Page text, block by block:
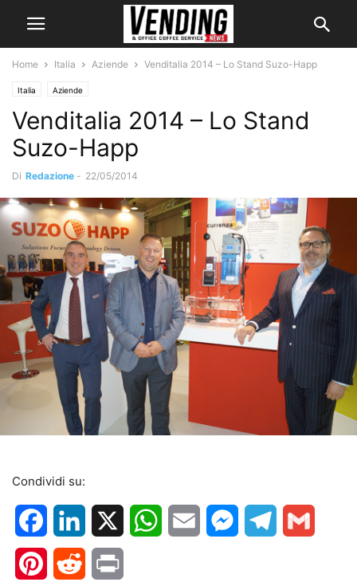
Home Italia Aziende Venditalia 2014 – Lo Stand Suzo-Happ
Italia Aziende
Venditalia 2014 – Lo Stand
Suzo-Happ
Di Redazione - 22/05/2014
Condividi su:
FacebookLinkedIn WhatsApp
Email MessengerTelegram
PinterestReddit